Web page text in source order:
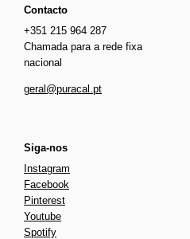
Contacto
+351 215 964 287
Chamada para a rede fixa
nacional
geral@puracal.pt
Siga-nos
Instagram
Facebook
Pinterest
Youtube
Spotify